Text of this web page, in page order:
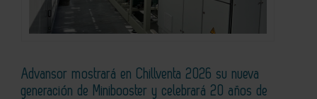
Advansor mostrará en Chillventa 2026 su nueva
generación de Minibooster y celebrará 20 años de